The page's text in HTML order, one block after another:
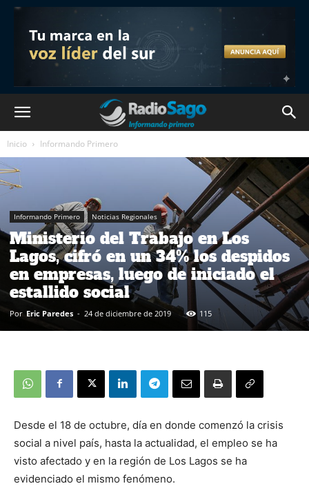
Inicio Informando Primero
Informando Primero Noticias Regionales
Ministerio del Trabajo en Los
Lagos, cifró en un 34% los despidos
en empresas, luego de iniciado el
estallido social
Por Eric Paredes - 24 de diciembre de 2019 115
Desde el 18 de octubre, día en donde comenzó la crisis
social a nivel país, hasta la actualidad, el empleo se ha
visto afectado y en la región de Los Lagos se ha
evidenciado el mismo fenómeno.